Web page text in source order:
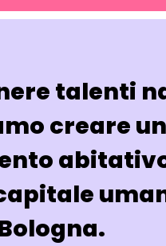
talenti
creare